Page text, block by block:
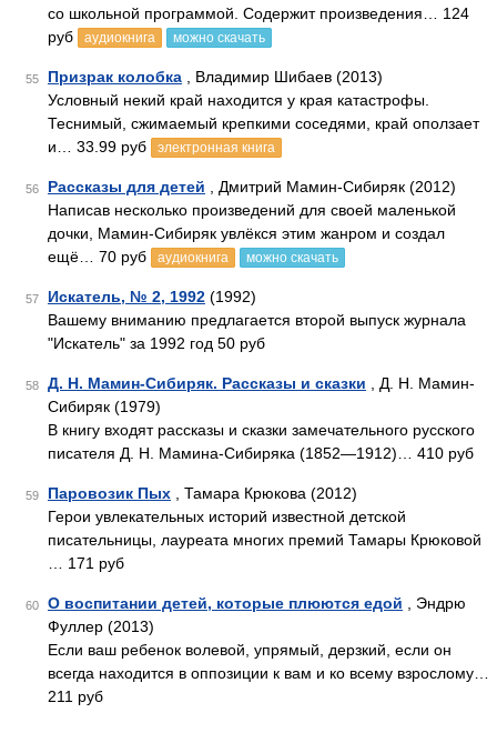
со школьной программой. Содержит произведения… 124
руб
аудиокнига можно скачать
55 Призрак колобка , Владимир Шибаев (2013)
Условный некий край находится у края катастрофы.
Теснимый, сжимаемый крепкими соседями, край оползает
и… 33.99 руб
электронная книга
56 Рассказы для детей , Дмитрий Мамин-Сибиряк (2012)
Написав несколько произведений для своей маленькой
дочки, Мамин-Сибиряк увлёкся этим жанром и создал
ещё… 70 руб
аудиокнига можно скачать
57 Искатель, № 2, 1992 (1992)
Вашему вниманию предлагается второй выпуск журнала
"Искатель" за 1992 год 50 руб
58 Д. Н. Мамин-Сибиряк. Рассказы и сказки , Д. Н. Мамин-
Сибиряк (1979)
В книгу входят рассказы и сказки замечательного русского
писателя Д. Н. Мамина-Сибиряка (1852—1912)… 410 руб
59 Паровозик Пых , Тамара Крюкова (2012)
Герои увлекательных историй известной детской
писательницы, лауреата многих премий Тамары Крюковой
… 171 руб
60 О воспитании детей, которые плюются едой , Эндрю
Фуллер (2013)
Если ваш ребенок волевой, упрямый, дерзкий, если он
всегда находится в оппозиции к вам и ко всему взрослому…
211 руб